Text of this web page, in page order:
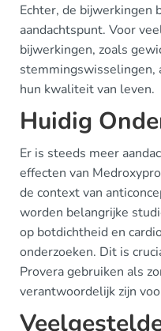
Echter, de bijwerkingen
aandachtspunt. Voor
bijwerkingen, zoals
stemmingswisselingen,
hun kwaliteit van leven.
Huidig
Er is steeds meer
effecten van
de context van
worden belangrijke
op botdichtheid en
onderzoeken. Dit is
Provera gebruiken als
verantwoordelijk zijn